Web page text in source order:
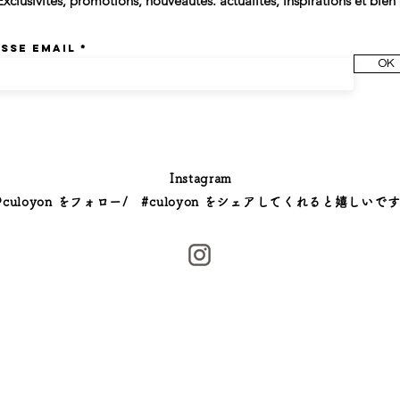
email
OK
Instagram
をフォロー/ #culoyon をシェアしてくれると嬉しいで